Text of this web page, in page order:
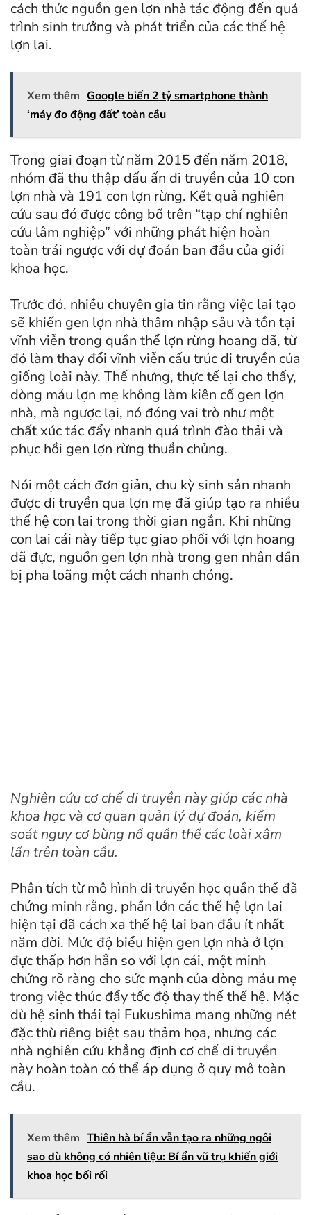
cách thức nguồn gen lợn nhà tác động đến quá
trình sinh trưởng và phát triển của các thế hệ
lợn lai.
Xem thêm Google biến 2 tỷ smartphone thành
‘máy đo động đất’ toàn cầu
Trong giai đoạn từ năm 2015 đến năm 2018,
nhóm đã thu thập dấu ấn di truyền của 10 con
lợn nhà và 191 con lợn rừng. Kết quả nghiên
cứu sau đó được công bố trên “tạp chí nghiên
cứu lâm nghiệp” với những phát hiện hoàn
toàn trái ngược với dự đoán ban đầu của giới
khoa học.
Trước đó, nhiều chuyên gia tin rằng việc lai tạo
sẽ khiến gen lợn nhà thâm nhập sâu và tồn tại
vĩnh viễn trong quần thể lợn rừng hoang dã, từ
đó làm thay đổi vĩnh viễn cấu trúc di truyền của
giống loài này. Thế nhưng, thực tế lại cho thấy,
dòng máu lợn mẹ không làm kiên cố gen lợn
nhà, mà ngược lại, nó đóng vai trò như một
chất xúc tác đẩy nhanh quá trình đào thải và
phục hồi gen lợn rừng thuần chủng.
Nói một cách đơn giản, chu kỳ sinh sản nhanh
được di truyền qua lợn mẹ đã giúp tạo ra nhiều
thế hệ con lai trong thời gian ngắn. Khi những
con lai cái này tiếp tục giao phối với lợn hoang
dã đực, nguồn gen lợn nhà trong gen nhân dần
bị pha loãng một cách nhanh chóng.
Nghiên cứu cơ chế di truyền này giúp các nhà
khoa học và cơ quan quản lý dự đoán, kiểm
soát nguy cơ bùng nổ quần thể các loài xâm
lấn trên toàn cầu.
Phân tích từ mô hình di truyền học quần thể đã
chứng minh rằng, phần lớn các thế hệ lợn lai
hiện tại đã cách xa thế hệ lai ban đầu ít nhất
năm đời. Mức độ biểu hiện gen lợn nhà ở lợn
đực thấp hơn hẳn so với lợn cái, một minh
chứng rõ ràng cho sức mạnh của dòng máu mẹ
trong việc thúc đẩy tốc độ thay thế thế hệ. Mặc
dù hệ sinh thái tại Fukushima mang những nét
đặc thù riêng biệt sau thảm họa, nhưng các
nhà nghiên cứu khẳng định cơ chế di truyền
này hoàn toàn có thể áp dụng ở quy mô toàn
cầu.
Xem thêm Thiên hà bí ẩn vẫn tạo ra những ngôi
sao dù không có nhiên liệu: Bí ẩn vũ trụ khiến giới
khoa học bối rối